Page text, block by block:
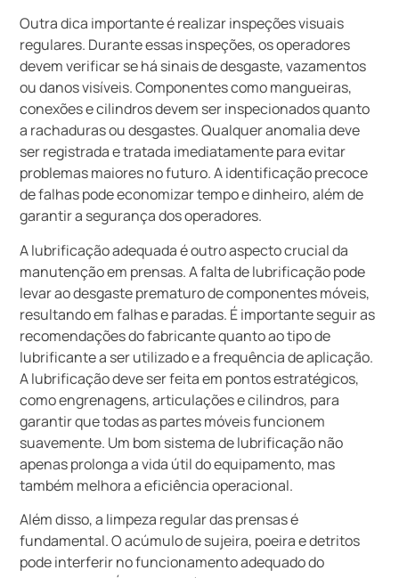
Outra dica importante é realizar inspeções visuais
regulares. Durante essas inspeções, os operadores
devem verificar se há sinais de desgaste, vazamentos
ou danos visíveis. Componentes como mangueiras,
conexões e cilindros devem ser inspecionados quanto
a rachaduras ou desgastes. Qualquer anomalia deve
ser registrada e tratada imediatamente para evitar
problemas maiores no futuro. A identificação precoce
de falhas pode economizar tempo e dinheiro, além de
garantir a segurança dos operadores.
A lubrificação adequada é outro aspecto crucial da
manutenção em prensas. A falta de lubrificação pode
levar ao desgaste prematuro de componentes móveis,
resultando em falhas e paradas. É importante seguir as
recomendações do fabricante quanto ao tipo de
lubrificante a ser utilizado e a frequência de aplicação.
A lubrificação deve ser feita em pontos estratégicos,
como engrenagens, articulações e cilindros, para
garantir que todas as partes móveis funcionem
suavemente. Um bom sistema de lubrificação não
apenas prolonga a vida útil do equipamento, mas
também melhora a eficiência operacional.
Além disso, a limpeza regular das prensas é
fundamental. O acúmulo de sujeira, poeira e detritos
pode interferir no funcionamento adequado do